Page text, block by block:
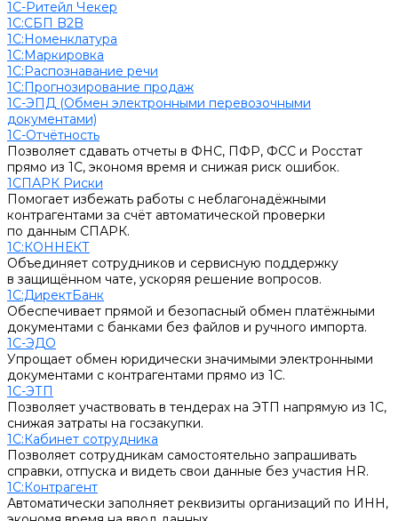
1С-Ритейл Чекер
1С:СБП B2B
1С:Номенклатура
1С:Маркировка
1С:Распознавание речи
1С:Прогнозирование продаж
1С-ЭПД (Обмен электронными перевозочными
документами)
1С-Отчётность
Позволяет сдавать отчеты в ФНС, ПФР, ФСС и Росстат
прямо из 1С, экономя время и снижая риск ошибок.
1СПАРК Риски
Помогает избежать работы с неблагонадёжными
контрагентами за счёт автоматической проверки
по данным СПАРК.
1С:КОННЕКТ
Объединяет сотрудников и сервисную поддержку
в защищённом чате, ускоряя решение вопросов.
1С:ДиректБанк
Обеспечивает прямой и безопасный обмен платёжными
документами с банками без файлов и ручного импорта.
1С-ЭДО
Упрощает обмен юридически значимыми электронными
документами с контрагентами прямо из 1С.
1С-ЭТП
Позволяет участвовать в тендерах на ЭТП напрямую из 1С,
снижая затраты на госзакупки.
1С:Кабинет сотрудника
Позволяет сотрудникам самостоятельно запрашивать
справки, отпуска и видеть свои данные без участия HR.
1С:Контрагент
Автоматически заполняет реквизиты организаций по ИНН,